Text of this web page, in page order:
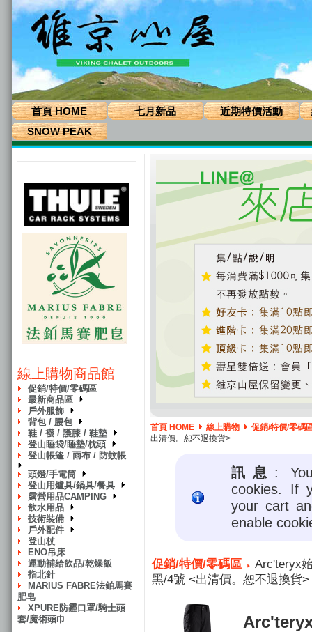
首頁 HOME 七月新品 近期特價活動
SNOW PEAK
線上購物商品館
促銷/特價/零碼區
最新商品區
戶外服飾
背包 / 腰包
鞋 / 襪 / 護膝 / 鞋墊
登山睡袋/睡墊/枕頭
登山帳篷 / 雨布 / 防蚊帳
頭燈/手電筒
登山用爐具/鍋具/餐具
露營用品CAMPING
飲水用品
技術裝備
戶外配件
登山杖
ENO吊床
運動補給飲品/乾燥飯
指北針
MARIUS FABRE法鉑馬賽
肥皂
XPURE防霾口罩/騎士頭
套/魔術頭巾
首頁 HOME 線上購物
促銷/特價/零碼
出清價。恕不退換貨>
訊息 :
cookies. If
your cart
enable
促銷/特價/零碼區
Arc'teryx
黑/4號 <出清價。恕不退換貨>